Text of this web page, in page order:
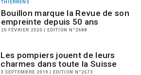
THIERRENS
Bouillon marque la Revue de son
empreinte depuis 50 ans
20 FÉVRIER 2020 | EDITION N°2688
Les pompiers jouent de leurs
charmes dans toute la Suisse
3 SEPTEMBRE 2019 | EDITION N°2573